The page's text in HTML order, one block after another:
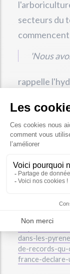
secteurs du
'Nous
rappelle
ne restait
mettant en
la
de la
région est
Pour en savoir
https://
dans-les-
de-records-qu-
france-declare-